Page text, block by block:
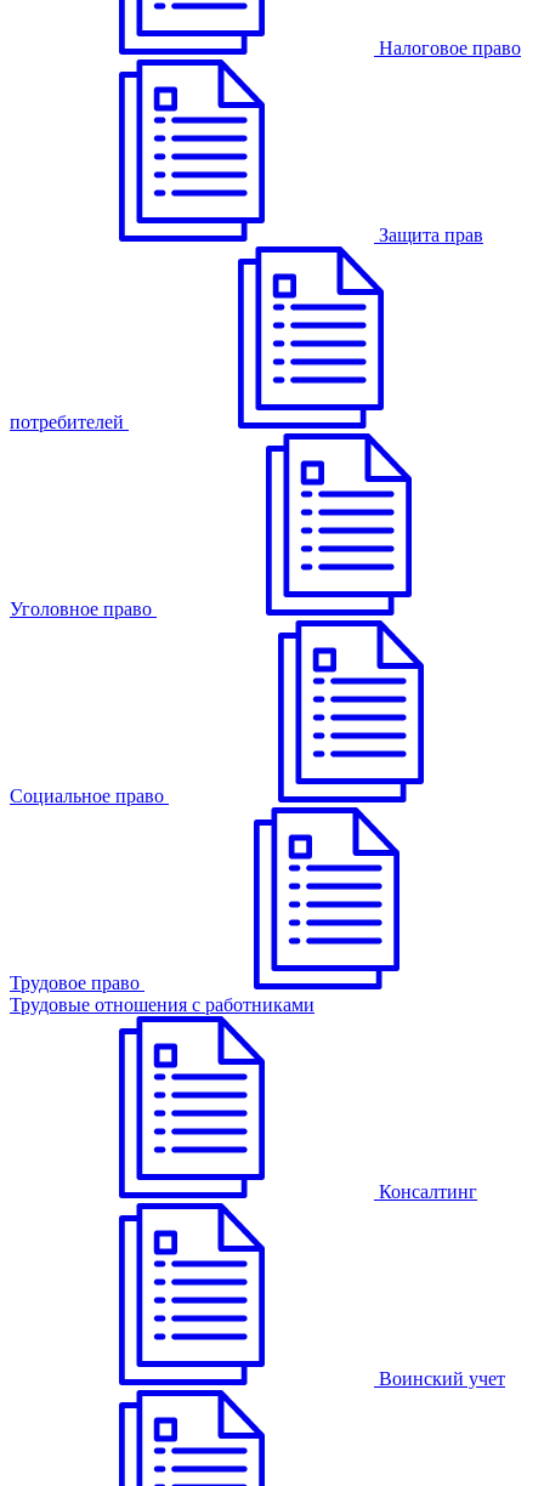
Налоговое право
Защита прав
потребителей
Уголовное право
Cоциальное право
Трудовое право
Трудовые отношения с работниками
Консалтинг
Воинский учет